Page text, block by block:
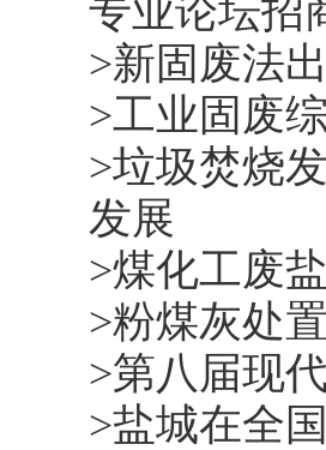
专业论坛招
>新固废法
>工业固废
>垃圾焚烧
发展
>煤化工废
>粉煤灰处
>第八届现
>盐城在全